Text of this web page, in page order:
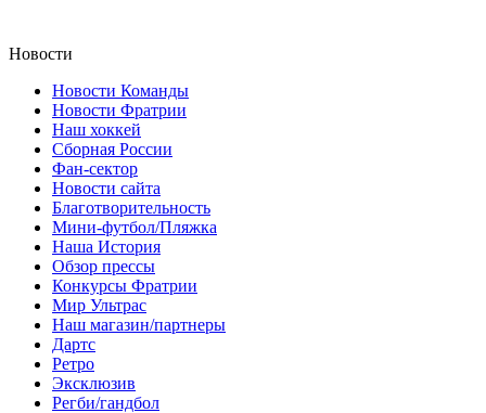
Новости
Новости Команды
Новости Фратрии
Наш хоккей
Сборная России
Фан-cектор
Новости сайта
Благотворительность
Мини-футбол/Пляжка
Наша История
Обзор прессы
Конкурсы Фратрии
Мир Ультрас
Наш магазин/партнеры
Дартс
Ретро
Эксклюзив
Регби/гандбол